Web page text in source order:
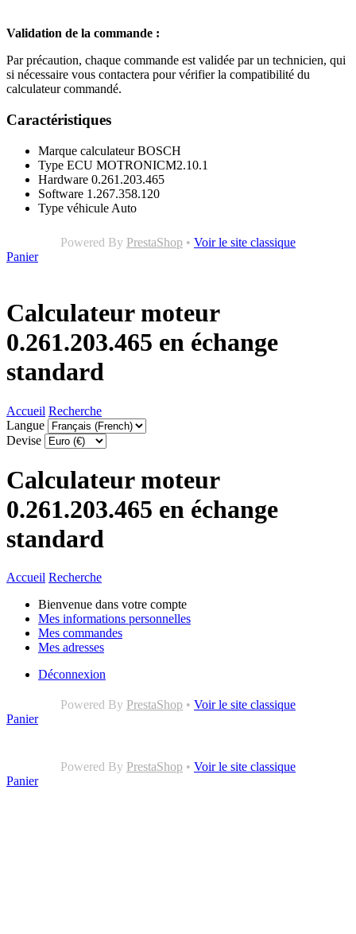
Validation de la commande :
Par précaution, chaque commande est validée par un technicien, qui
si nécessaire vous contactera pour vérifier la compatibilité du
calculateur commandé.
Caractéristiques
Marque calculateur BOSCH
Type ECU MOTRONICM2.10.1
Hardware 0.261.203.465
Software 1.267.358.120
Type véhicule Auto
Powered By PrestaShop • Voir le site classique
Panier
Calculateur moteur
0.261.203.465 en échange
standard
Accueil Recherche
Langue
Devise
Calculateur moteur
0.261.203.465 en échange
standard
Accueil Recherche
Bienvenue dans votre compte
Mes informations personnelles
Mes commandes
Mes adresses
Déconnexion
Powered By PrestaShop • Voir le site classique
Panier
Powered By PrestaShop • Voir le site classique
Panier